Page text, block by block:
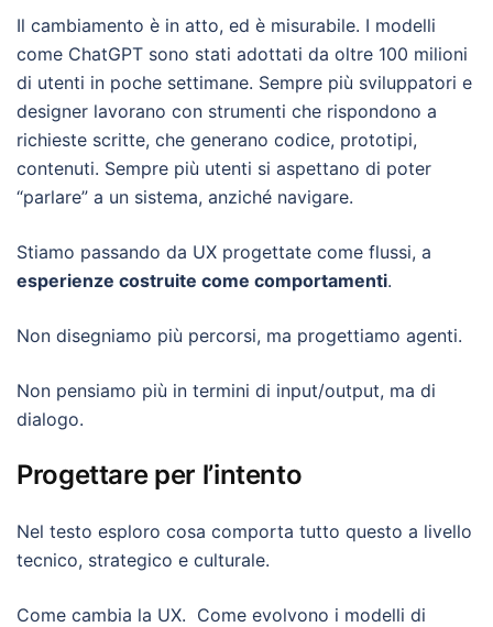
Il cambiamento è in atto, ed è misurabile. I modelli
come ChatGPT sono stati adottati da oltre 100 milioni
di utenti in poche settimane. Sempre più sviluppatori e
designer lavorano con strumenti che rispondono a
richieste scritte, che generano codice, prototipi,
contenuti. Sempre più utenti si aspettano di poter
“parlare” a un sistema, anziché navigare.
Stiamo passando da UX progettate come flussi, a
esperienze costruite come comportamenti.
Non disegniamo più percorsi, ma progettiamo agenti.
Non pensiamo più in termini di input/output, ma di
dialogo.
Progettare per l’intento
Nel testo esploro cosa comporta tutto questo a livello
tecnico, strategico e culturale.
Come cambia la UX. Come evolvono i modelli di